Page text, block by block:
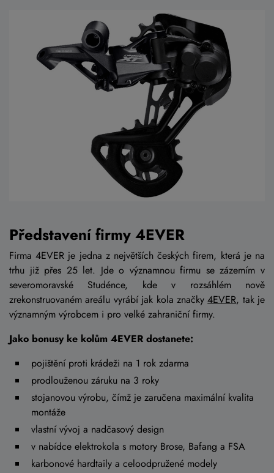
Představení firmy 4EVER
Firma 4EVER je jedna z největších českých firem, která je na
trhu již přes 25 let. Jde o významnou firmu se zázemím v
severomoravské Studénce, kde v rozsáhlém nově
zrekonstruovaném areálu vyrábí jak kola značky4EVER, tak je
významným výrobcem i pro velké zahraniční firmy.
Jako bonusy ke kolům 4EVER dostanete:
pojištění proti krádeži na 1 rok zdarma
prodlouženou záruku na 3 roky
stojanovou výrobu, čímž je zaručena maximální kvalita
montáže
vlastní vývoj a nadčasový design
v nabídce elektrokola s motory Brose, Bafang a FSA
karbonové hardtaily a celoodpružené modely